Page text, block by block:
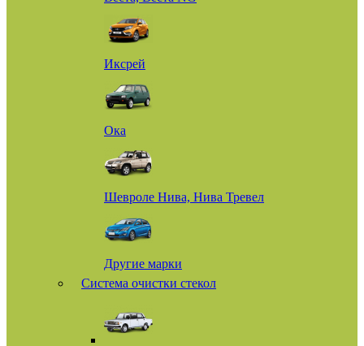
Иксрей
Ока
Шевроле Нива, Нива Тревел
Другие марки
Система очистки стекол